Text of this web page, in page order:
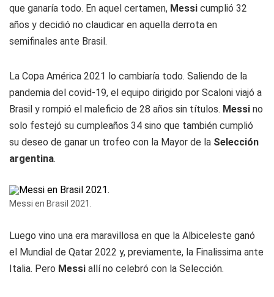
que ganaría todo. En aquel certamen, Messi cumplió 32
años y decidió no claudicar en aquella derrota en
semifinales ante Brasil.
La Copa América 2021 lo cambiaría todo. Saliendo de la
pandemia del covid-19, el equipo dirigido por Scaloni viajó a
Brasil y rompió el maleficio de 28 años sin títulos. Messi no
solo festejó su cumpleaños 34 sino que también cumplió
su deseo de ganar un trofeo con la Mayor de la Selección
argentina.
Messi en Brasil 2021.
Luego vino una era maravillosa en que la Albiceleste ganó
el Mundial de Qatar 2022 y, previamente, la Finalissima ante
Italia. Pero Messi allí no celebró con la Selección.